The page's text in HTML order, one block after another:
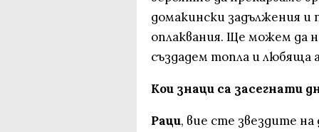
домакински задължения и
оплаквания. Ще можем да
създадем топла и любяща
Кои знаци са засегнати
Раци, вие сте звездите